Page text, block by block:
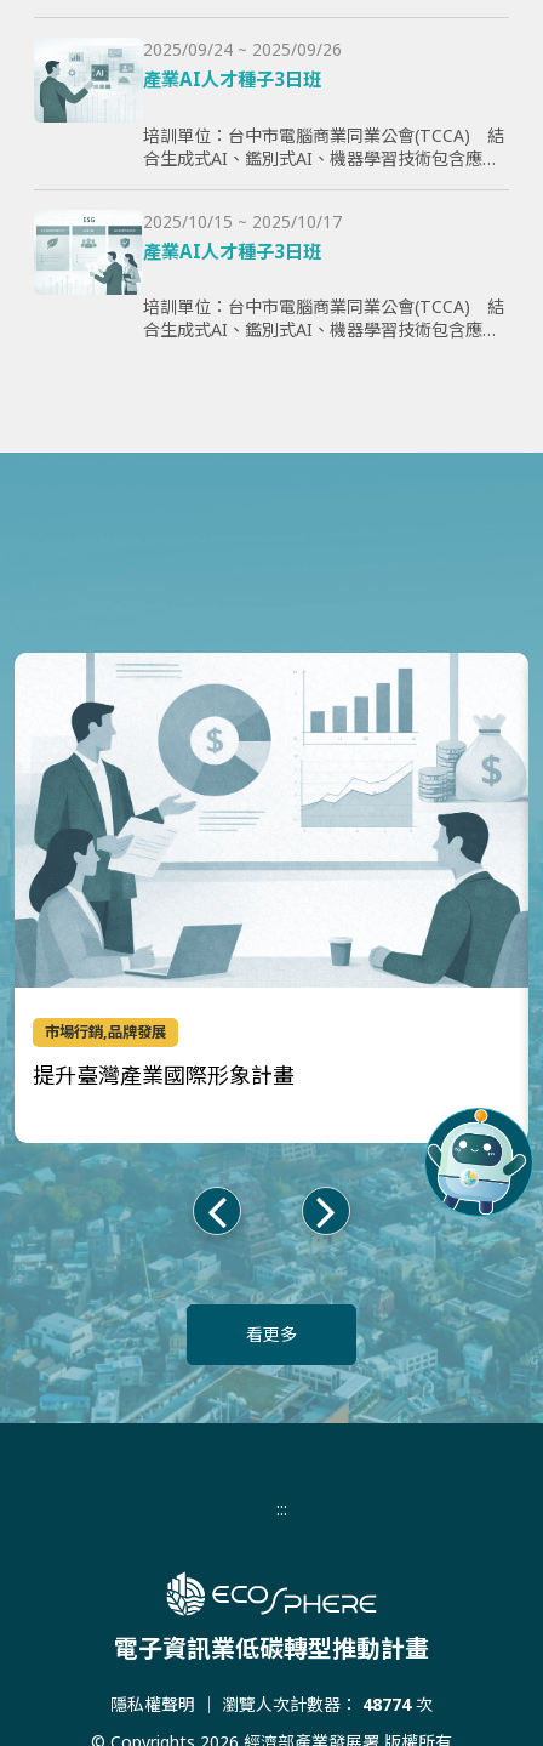
幫助學員更好了解ESG與碳排放管理的實際應
用，提高企業實現減碳目標。
2025/09/24 ~ 2025/09/26
產業AI人才種子3日班
培訓單位：台中市電腦商業同業公會(TCCA) 結
合生成式AI、鑑別式AI、機器學習技術包含應用
力。
2025/10/15 ~ 2025/10/17
產業AI人才種子3日班
培訓單位：台中市電腦商業同業公會(TCCA) 結
合生成式AI、鑑別式AI、機器學習技術包含應用
市場行銷,品牌發展
提升臺灣產業國際形象計畫
上
一
頁
下
一
頁
看更多
:::
電子資訊業低碳轉型推動計畫
隱私權聲明 ｜ 瀏覽人次計數器： 48774次